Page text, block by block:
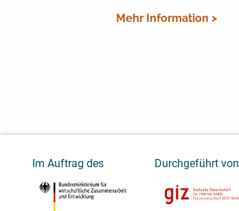
Mehr Information >
Im Auftrag des
Durchgeführt von